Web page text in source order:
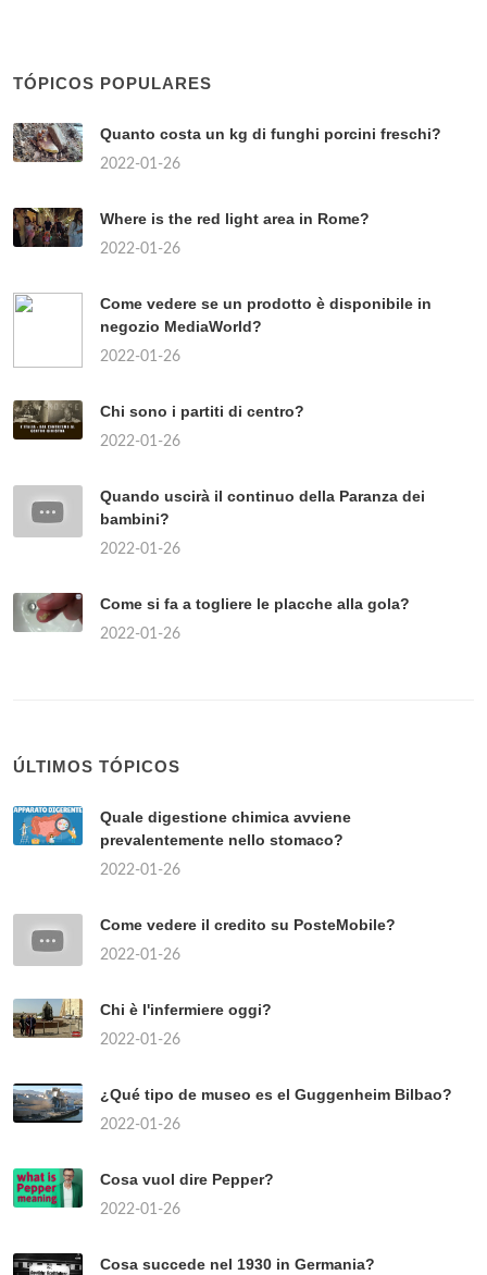
TÓPICOS POPULARES
Quanto costa un kg di funghi porcini freschi?
2022-01-26
Where is the red light area in Rome?
2022-01-26
Come vedere se un prodotto è disponibile in
negozio MediaWorld?
2022-01-26
Chi sono i partiti di centro?
2022-01-26
Quando uscirà il continuo della Paranza dei
bambini?
2022-01-26
Come si fa a togliere le placche alla gola?
2022-01-26
ÚLTIMOS TÓPICOS
Quale digestione chimica avviene
prevalentemente nello stomaco?
2022-01-26
Come vedere il credito su PosteMobile?
2022-01-26
Chi è l'infermiere oggi?
2022-01-26
¿Qué tipo de museo es el Guggenheim Bilbao?
2022-01-26
Cosa vuol dire Pepper?
2022-01-26
Cosa succede nel 1930 in Germania?